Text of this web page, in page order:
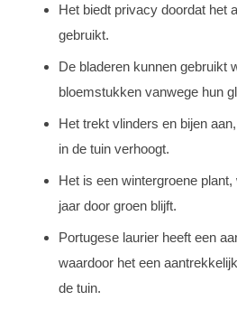
Het biedt privacy doordat het
gebruikt.
De bladeren kunnen gebruikt
bloemstukken vanwege hun
Het trekt vlinders en bijen
in de tuin verhoogt.
Het is een wintergroene
jaar door groen blijft.
Portugese laurier heeft een
waardoor het een
de tuin.